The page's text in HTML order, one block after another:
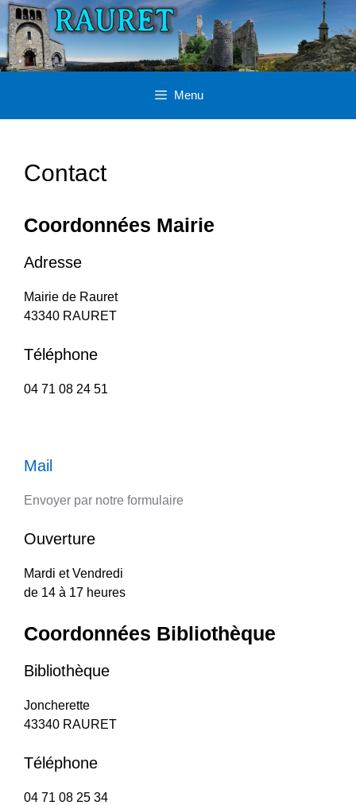
Aller
au
contenu
Menu
Contact
Coordonnées Mairie
Adresse
Mairie de Rauret
43340 RAURET
Téléphone
04 71 08 24 51
Mail
Envoyer par notre formulaire
Ouverture
Mardi et Vendredi
de 14 à 17 heures
Coordonnées Bibliothèque
Bibliothèque
Joncherette
43340 RAURET
Téléphone
04 71 08 25 34